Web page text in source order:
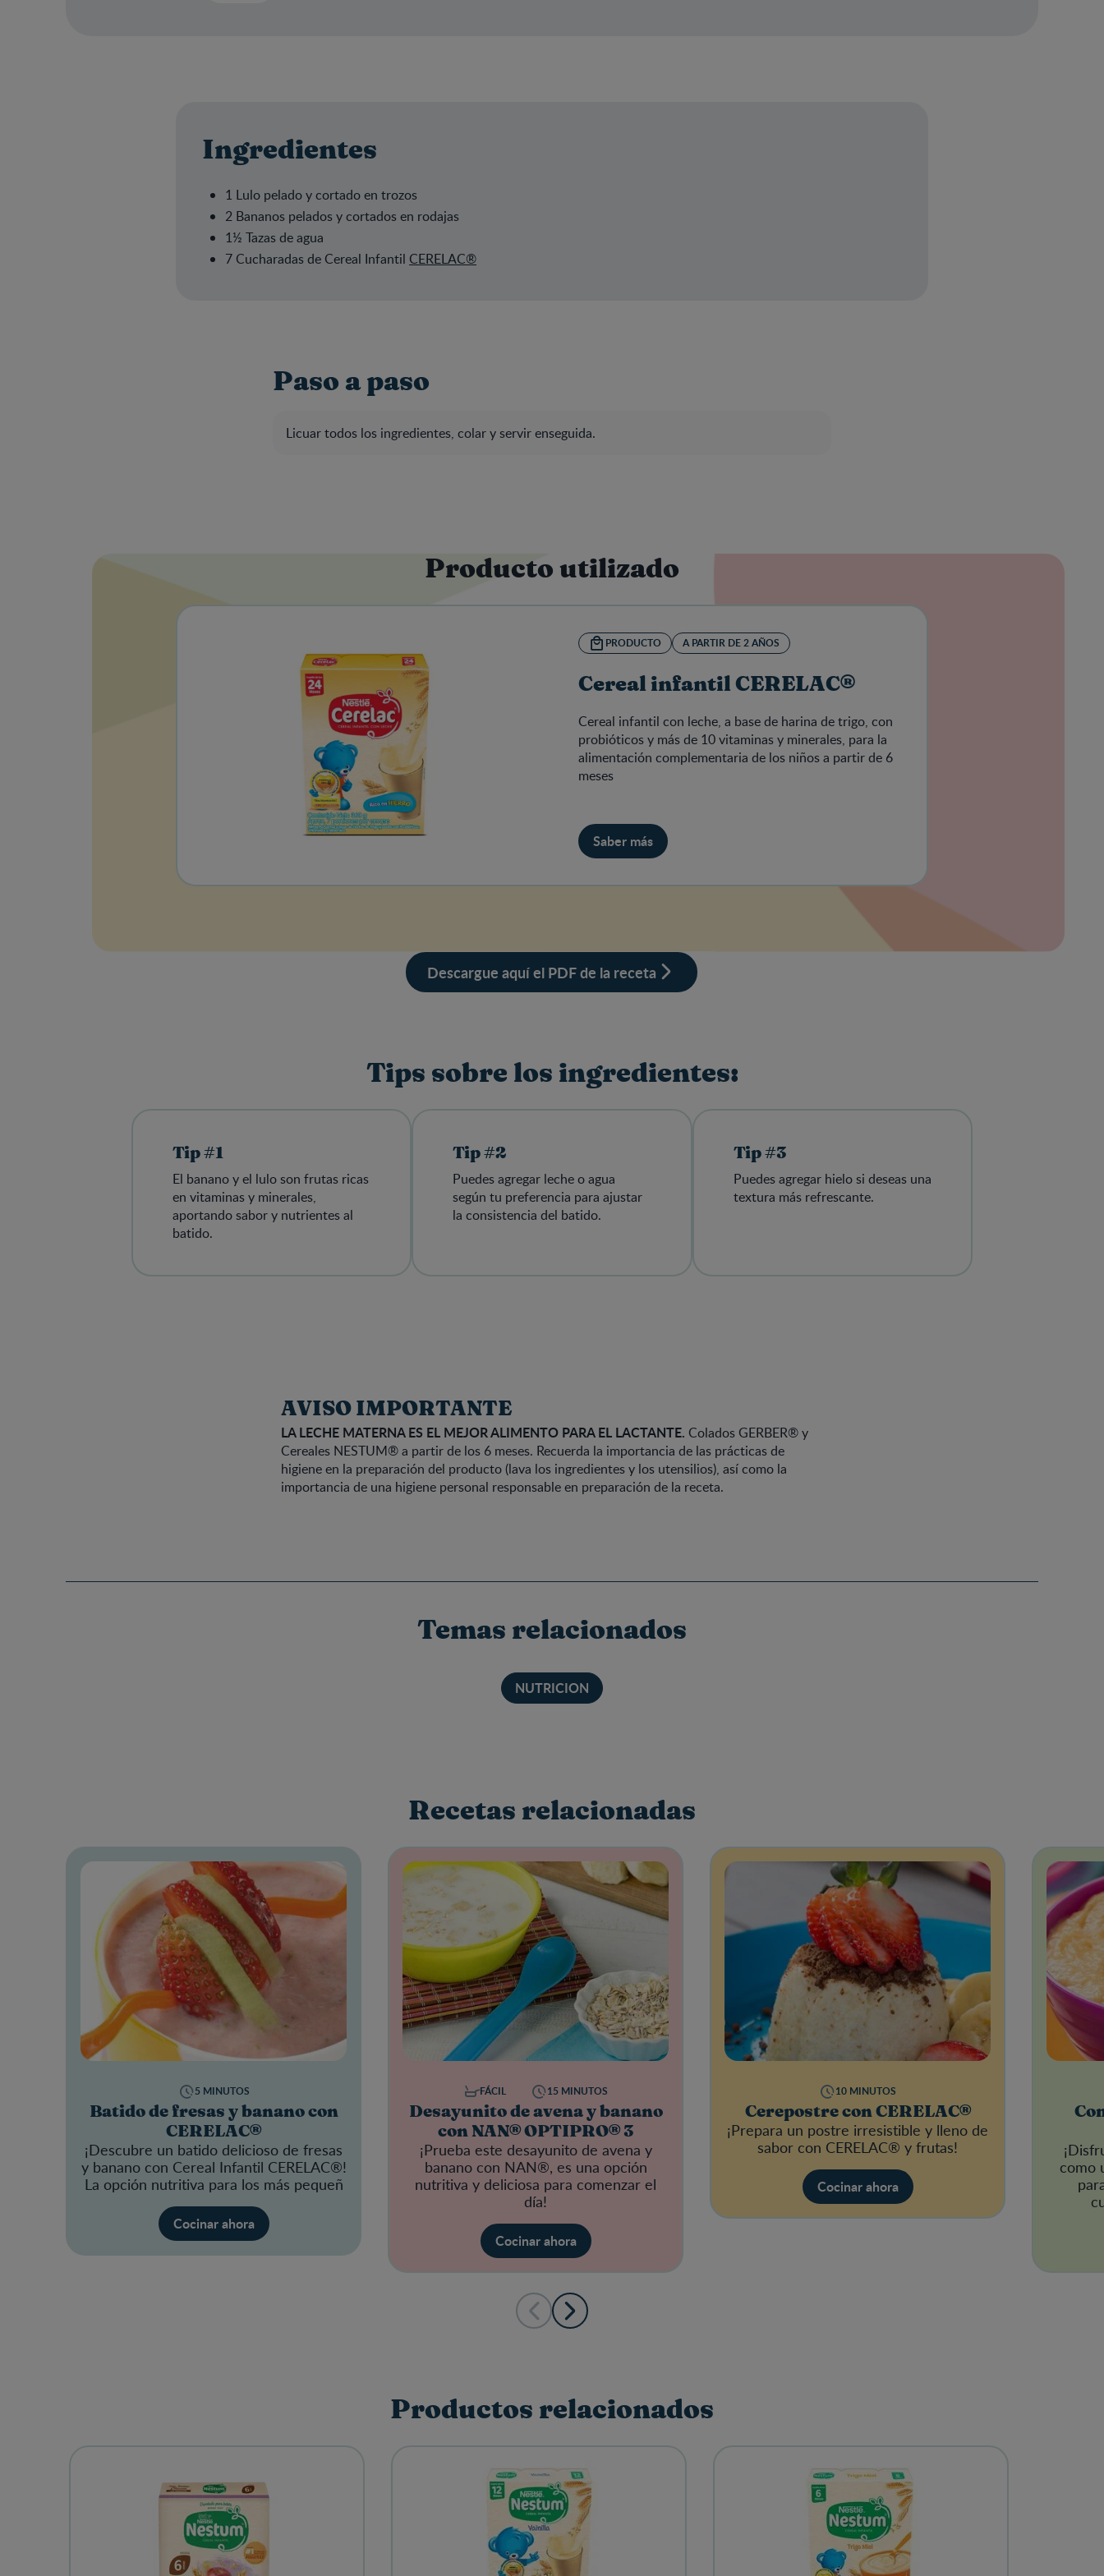
Ingredientes
1 Lulo pelado y cortado en trozos
2 Bananos pelados y cortados en rodajas
1½ Tazas de agua
7 Cucharadas de Cereal Infantil CERELAC®
Paso a paso
Licuar todos los ingredientes, colar y servir enseguida.
Producto utilizado
PRODUCTO A PARTIR DE 2 AÑOS
Cereal infantil CERELAC®
Cereal infantil con leche, a base de harina de trigo, con
probióticos y más de 10 vitaminas y minerales, para la
alimentación complementaria de los niños a partir de 6
meses
Saber más
Descargue aquí el PDF de la receta
Tips sobre los ingredientes:
Tip #1
El banano y el lulo son frutas ricas
en vitaminas y minerales,
aportando sabor y nutrientes al
batido.
Tip #2
Puedes agregar leche o agua
según tu preferencia para ajustar
la consistencia del batido.
Tip #3
Puedes agregar hielo si deseas una
textura más refrescante.
AVISO IMPORTANTE
LA LECHE MATERNA ES EL MEJOR ALIMENTO PARA EL LACTANTE. Colados GERBER® y
Cereales NESTUM® a partir de los 6 meses. Recuerda la importancia de las prácticas de
higiene en la preparación del producto (lava los ingredientes y los utensilios), así como la
importancia de una higiene personal responsable en preparación de la receta.
Temas relacionados
NUTRICION
Recetas relacionadas
Batido de fresas y banano con
CERELAC®
¡Descubre un batido delicioso de fresas
y banano con Cereal Infantil CERELAC®!
La opción nutritiva para los más pequeñ
5 MINUTOS
Cocinar ahora
Desayunito de avena y banano
con NAN® OPTIPRO® 3
¡Prueba este desayunito de avena y
banano con NAN®, es una opción
nutritiva y deliciosa para comenzar el
día!
FÁCIL 15 MINUTOS
Cocinar ahora
Cerepostre con CERELAC®
¡Prepara un postre irresistible y lleno de
sabor con CERELAC® y frutas!
10 MINUTOS
Cocinar ahora
como
Productos relacionados